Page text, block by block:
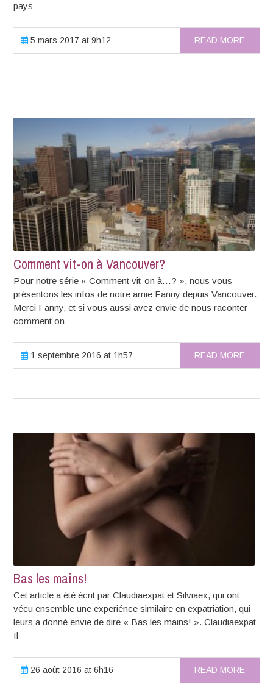
pays
5 mars 2017 at 9h12 READ MORE
Comment vit-on à Vancouver?
Pour notre série « Comment vit-on à…? », nous vous
présentons les infos de notre amie Fanny depuis Vancouver.
Merci Fanny, et si vous aussi avez envie de nous raconter
comment on
1 septembre 2016 at 1h57 READ MORE
Bas les mains!
Cet article a été écrit par Claudiaexpat et Silviaex, qui ont
vécu ensemble une experiénce similaire en expatriation, qui
leurs a donné envie de dire « Bas les mains! ». Claudiaexpat
Il
26 août 2016 at 6h16 READ MORE